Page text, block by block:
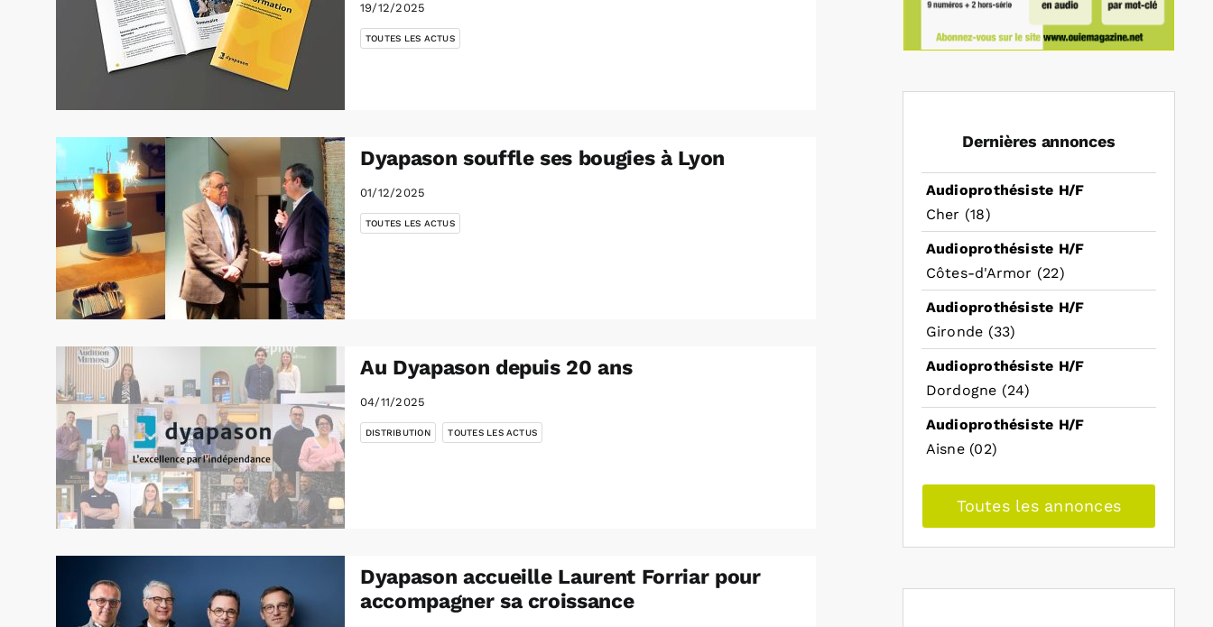
19/12/2025
TOUTES LES ACTUS
Dyapason souffle ses bougies à Lyon
01/12/2025
TOUTES LES ACTUS
Au Dyapason depuis 20 ans
04/11/2025
DISTRIBUTION TOUTES LES ACTUS
Dyapason accueille Laurent Forriar pour
accompagner sa croissance
Dernières annonces
Audioprothésiste H/F
Cher (18)
Audioprothésiste H/F
Côtes-d'Armor (22)
Audioprothésiste H/F
Gironde (33)
Audioprothésiste H/F
Dordogne (24)
Audioprothésiste H/F
Aisne (02)
Toutes les annonces